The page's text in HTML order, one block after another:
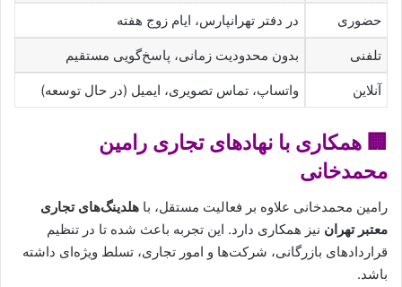
حضوری در دفتر تهرانپارس، ایام زوج هفته
تلفنی بدون محدودیت زمانی، پاسخ‌گویی مستقیم
آنلاین واتساپ، تماس تصویری، ایمیل (در حال توسعه)
🏢 همکاری با نهادهای تجاری رامین
محمدخانی
رامین محمدخانی علاوه بر فعالیت مستقل، با هلدینگ‌های تجاری
معتبر تهران نیز همکاری دارد. این تجربه باعث شده تا در تنظیم
قراردادهای بازرگانی، شرکت‌ها و امور تجاری، تسلط ویژه‌ای داشته
باشد.